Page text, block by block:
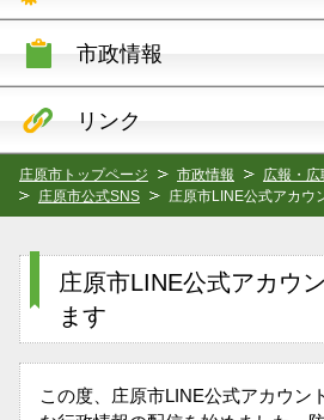
市政情報
リンク
庄原市トップページ 市政情報 広報・広
庄原市公式SNS
庄原市LINE公式アカウ
庄原市LINE公式アカウ
ます
この度、庄原市LINE公式アカウン